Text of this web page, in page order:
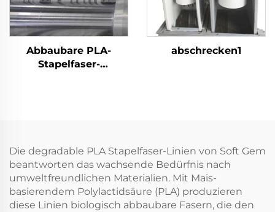
Abbaubare PLA-
Stapelfaser-
abschrecken1
Die degradable PLA Stapelfaser-Linien von Soft Gem
beantworten das wachsende Bedürfnis nach
umweltfreundlichen Materialien. Mit Mais-
basierendem Polylactidsäure (PLA) produzieren
diese Linien biologisch abbaubare Fasern, die den